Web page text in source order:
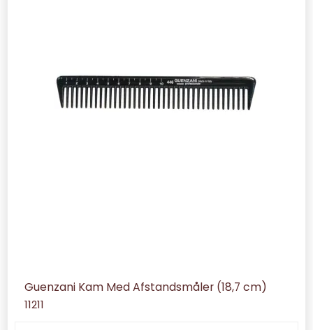
Guenzani Kam Med Afstandsmåler (18,7 cm)
11211